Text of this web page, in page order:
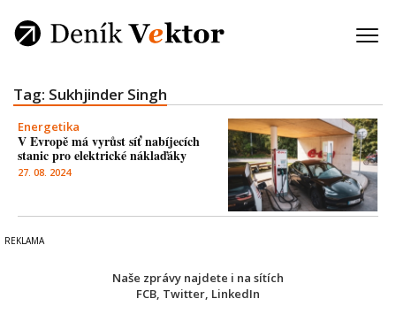
Tag: Sukhjinder Singh
Energetika
V Evropě má vyrůst síť nabíjecích
stanic pro elektrické náklaďáky
27. 08. 2024
Naše zprávy najdete i na sítích
FCB, Twitter, LinkedIn